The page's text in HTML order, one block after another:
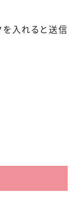
を入れると送信